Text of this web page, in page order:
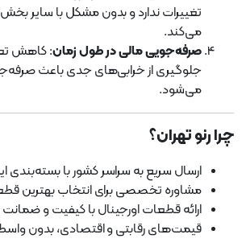
تغییرات ندارد و بدون مشکل با سایر
می‌کند.
صرفه‌جویی مالی در طول زمان: کاهش
جلوگیری از خرابی‌های جدی باعث
می‌شود.
چرا رنو تهران؟
ارسال سریع به سراسر کشور با بسته‌بندی
مشاوره تخصصی برای انتخاب بهترین
ارائه قطعات اورجینال با کیفیت و
قیمت‌های رقابتی و اقتصادی، بدون